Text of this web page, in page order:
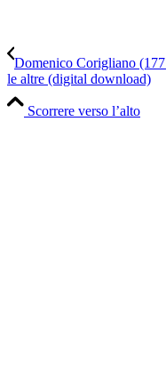
Domenico Corigliano
le altre (digital download)
Scorrere verso l’alto